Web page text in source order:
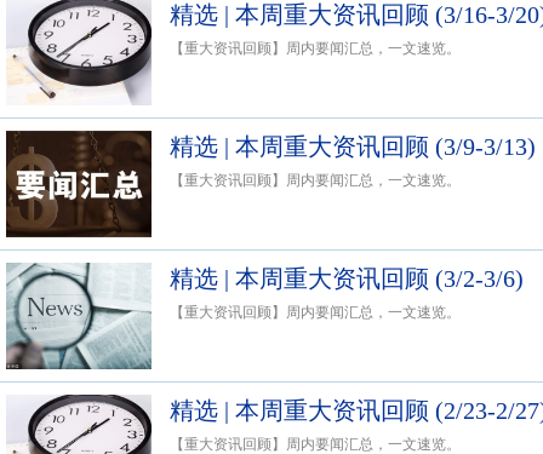
精选 | 本周重大资讯回顾 (3/16-3/
【重大资讯回顾】周内要闻汇总，一文速览。
精选 | 本周重大资讯回顾 (3/9-3/13)
【重大资讯回顾】周内要闻汇总，一文速览。
精选 | 本周重大资讯回顾 (3/2-3/6)
【重大资讯回顾】周内要闻汇总，一文速览。
精选 | 本周重大资讯回顾 (2/23-2/
【重大资讯回顾】周内要闻汇总，一文速览。